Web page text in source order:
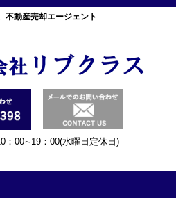
不動産売却エージェント
：00∼19：00(水曜日定休日)